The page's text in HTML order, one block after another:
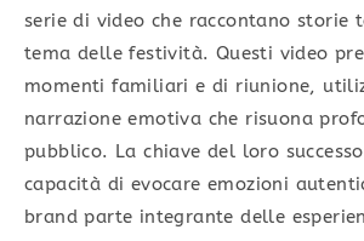
serie di video che raccontano storie
tema delle festività. Questi video
momenti familiari e di riunione,
narrazione emotiva che risuona
pubblico. La chiave del loro
capacità di evocare emozioni
brand parte integrante delle